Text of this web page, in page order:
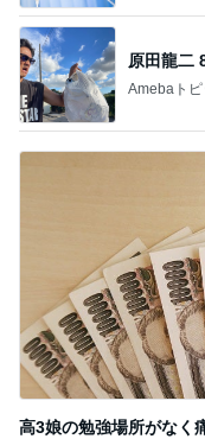
原田龍二
Amebaトピ
高3娘の勉強場所がなく